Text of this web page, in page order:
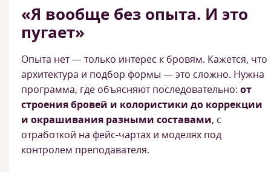
«Я вообще без опыта. И это
пугает»
Опыта нет — только интерес к бровям. Кажется, что
архитектура и подбор формы — это сложно. Нужна
программа, где объясняют последовательно: от
строения бровей и колористики до коррекции
и окрашивания разными составами, с
отработкой на фейс-чартах и моделях под
контролем преподавателя.